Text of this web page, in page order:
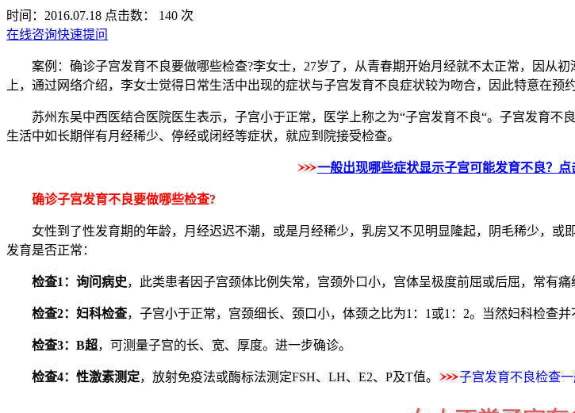
时间：2016.07.18 点击数： 140 次
在线咨询快速提问
案例：确诊子宫发育不良要做哪些检查?李女士，27岁了，从青春期开始月经就不太正常，因从
上，通过网络介绍，李女士觉得日常生活中出现的症状与子宫发育不良症状较为吻合，因此特意在预
苏州东吴中西医结合医院医生表示，子宫小于正常，医学上称之为“子宫发育不良“。子宫发育不
生活中如长期伴有月经稀少、停经或闭经等症状，就应到院接受检查。
一般出现哪些症状显示子宫可能发育不良？
确诊子宫发育不良要做哪些检查?
女性到了性发育期的年龄，月经迟迟不潮，或是月经稀少，乳房又不见明显隆起，阴毛稀少，或
发育是否正常：
检查1：询问病史，此类患者因子宫颈体比例失常，宫颈外口小，宫体呈极度前屈或后屈，常有痛
检查2：妇科检查，子宫小于正常，宫颈细长、颈口小，体颈之比为1：1或1：2。当然妇科检查
检查3：B超，可测量子宫的长、宽、厚度。进一步确诊。
检查4：性激素测定，放射免疫法或酶标法测定FSH、LH、E2、P及T值。 子宫发育不良检查一